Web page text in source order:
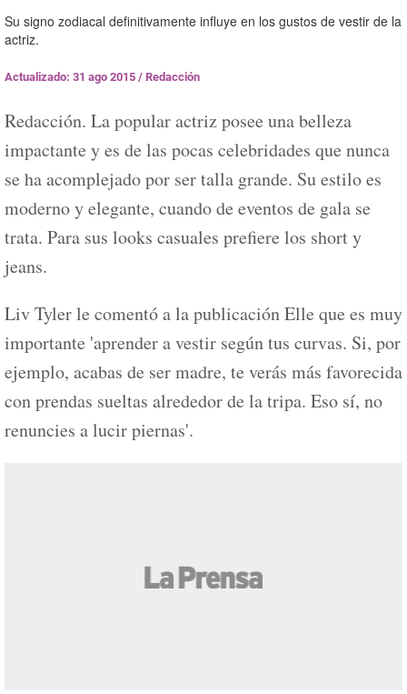
Su signo zodiacal definitivamente influye en los gustos de vestir de la
actriz.
Actualizado: 31 ago 2015 / Redacción
Redacción. La popular actriz posee una belleza
impactante y es de las pocas celebridades que nunca
se ha acomplejado por ser talla grande. Su estilo es
moderno y elegante, cuando de eventos de gala se
trata. Para sus looks casuales prefiere los short y
jeans.
Liv Tyler le comentó a la publicación Elle que es muy
importante 'aprender a vestir según tus curvas. Si, por
ejemplo, acabas de ser madre, te verás más favorecida
con prendas sueltas alrededor de la tripa. Eso sí, no
renuncies a lucir piernas'.